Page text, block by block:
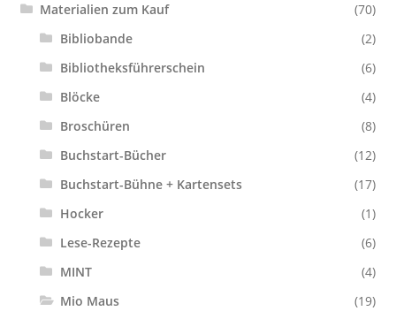
Materialien zum Kauf
(70)
Bibliobande
(2)
Bibliotheksführerschein
(6)
Blöcke
(4)
Broschüren
(8)
Buchstart-Bücher
(12)
Buchstart-Bühne + Kartensets
(17)
Hocker
(1)
Lese-Rezepte
(6)
MINT
(4)
Mio Maus
(19)